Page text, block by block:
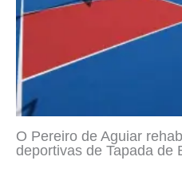
O Pereiro de Aguiar
deportivas de Tapada de